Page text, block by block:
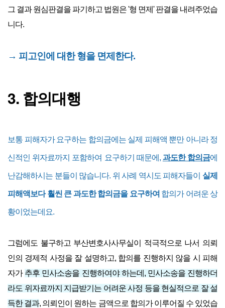
그 결과 원심판결을 파기하고 법원은 '형 면제' 판결을 내려주었습
니다.
→ 피고인에 대한 형을 면제한다.
3. 합의대행
보통 피해자가 요구하는 합의금에는 실제 피해액 뿐만 아니라 정
신적인 위자료까지 포함하여 요구하기 때문에, 과도한 합의금에
난감해하시는 분들이 많습니다. 위 사례 역시도 피해자들이 실제
피해액보다 훨씬 큰 과도한 합의금을 요구하여 합의가 어려운 상
황이었는데요.
그럼에도 불구하고 부산변호사사무실이 적극적으로 나서 의뢰
인의 경제적 사정을 잘 설명하고, 합의를 진행하지 않을 시 피해
자가 추후 민사소송을 진행하여야 하는데, 민사소송을 진행하더
라도 위자료까지 지급받기는 어려운 사정 등을 현실적으로 잘 설
득한 결과, 의뢰인이 원하는 금액으로 합의가 이루어질 수 있었습